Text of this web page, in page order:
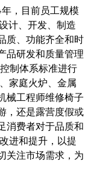
，目前员工规模
计、开发、制造
质、功能齐全和时
品研发和质量管理
制体系标准进行
家庭火炉、金属
械工程师维修椅子
，还是露营度假或
消费者对于品质和
进和提升，以提
关注市场需求，为